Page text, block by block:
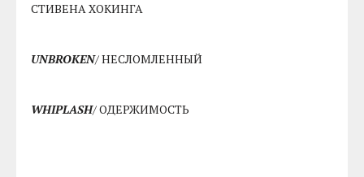
СТИВЕНА ХОКИНГА
UNBROKEN/ НЕСЛОМЛЕННЫЙ
WHIPLASH/ ОДЕРЖИМОСТЬ